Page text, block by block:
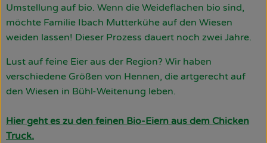
Umstellung auf bio. Wenn die Weideflächen bio sind,
möchte Familie Ibach Mutterkühe auf den Wiesen
weiden lassen! Dieser Prozess dauert noch zwei Jahre.
Lust auf feine Eier aus der Region? Wir haben
verschiedene Größen von Hennen, die artgerecht auf
den Wiesen in Bühl-Weitenung leben.
Hier geht es zu den feinen Bio-Eiern aus dem Chicken
Truck.